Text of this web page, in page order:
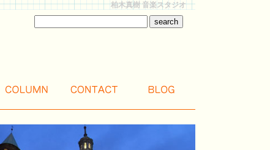
柏木真樹 音楽スタジオ